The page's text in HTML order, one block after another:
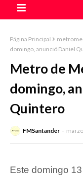
Página Principal
domingo, anunció Daniel
Metro de
domingo,
Quintero
FMSantander
Este domingo